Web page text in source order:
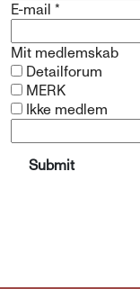
E-mail *
Mit medlemskab
Detailforum
MERK
Ikke medlem